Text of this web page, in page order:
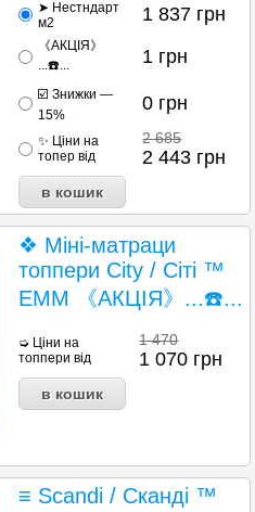
➤ Нестндарт
м2
1 837 грн
《АКЦІЯ》
...☎️...
1 грн
☑️ Знижки —
15%
0 грн
✨ Ціни на
топер від
2 685
2 443 грн
❖ Міні-матраци
топпери City / Сіті ™
EMM 《АКЦІЯ》...☎️...
➭ Ціни на
топпери від
1 470
1 070 грн
≡ Scandi / Сканді ™